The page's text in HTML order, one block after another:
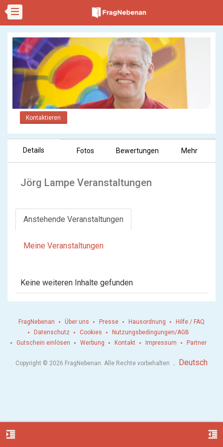
Kontaktieren
Details Fotos Bewertungen Mehr
Jörg Lampe Veranstaltungen
Anstehende Veranstaltungen
Meine Veranstaltungen
Keine weiteren Inhalte gefunden
format_indent_increase format_indent_decrease
FragNebenan Über uns Presse Hausordnung
Hilfe / FAQ
Datenschutz
Cookies
Nutzungsbedingungen/AGB
Gutschein einlösen
Werbung Kontakt Impressum Partner
Copyright © 2026 FragNebenan. Alle Rechte vorbehalten . Deutsch